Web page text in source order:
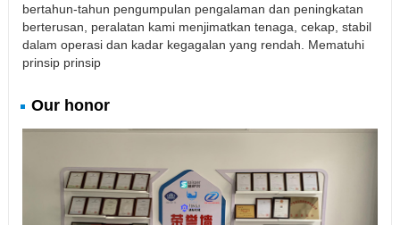
bertahun-tahun pengumpulan pengalaman dan peningkatan
berterusan, peralatan kami menjimatkan tenaga, cekap, stabil
dalam operasi dan kadar kegagalan yang rendah. Mematuhi
prinsip prinsip
Our honor